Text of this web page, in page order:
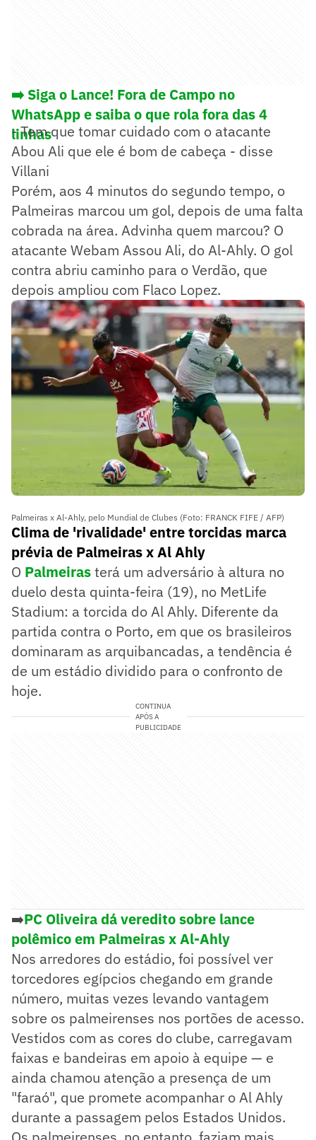
➡️ Siga o Lance! Fora de Campo no
WhatsApp e saiba o que rola fora das 4
linhas
- Tem que tomar cuidado com o atacante
Abou Ali que ele é bom de cabeça - disse
Villani
Porém, aos 4 minutos do segundo tempo, o
Palmeiras marcou um gol, depois de uma falta
cobrada na área. Advinha quem marcou? O
atacante Webam Assou Ali, do Al-Ahly. O gol
contra abriu caminho para o Verdão, que
depois ampliou com Flaco Lopez.
Palmeiras x Al-Ahly, pelo Mundial de Clubes (Foto: FRANCK FIFE / AFP)
Clima de 'rivalidade' entre torcidas marca
prévia de Palmeiras x Al Ahly
O Palmeirasterá um adversário à altura no
duelo desta quinta-feira (19), no MetLife
Stadium: a torcida do Al Ahly. Diferente da
partida contra o Porto, em que os brasileiros
dominaram as arquibancadas, a tendência é
de um estádio dividido para o confronto de
hoje.
CONTINUA
APÓS A
PUBLICIDADE
➡️PC Oliveira dá veredito sobre lance
polêmico em Palmeiras x Al-Ahly
Nos arredores do estádio, foi possível ver
torcedores egípcios chegando em grande
número, muitas vezes levando vantagem
sobre os palmeirenses nos portões de acesso.
Vestidos com as cores do clube, carregavam
faixas e bandeiras em apoio à equipe — e
ainda chamou atenção a presença de um
"faraó", que promete acompanhar o Al Ahly
durante a passagem pelos Estados Unidos.